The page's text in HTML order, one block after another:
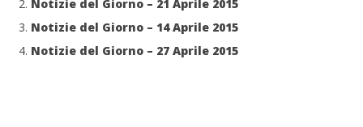
Notizie del Giorno – 21 Aprile 2015
Notizie del Giorno – 14 Aprile 2015
Notizie del Giorno – 27 Aprile 2015